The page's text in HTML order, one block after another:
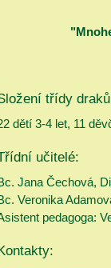
třídy
dětí 3-4 let, 11
učitelé:
Jana Čechová,
Veronika
pedagoga: